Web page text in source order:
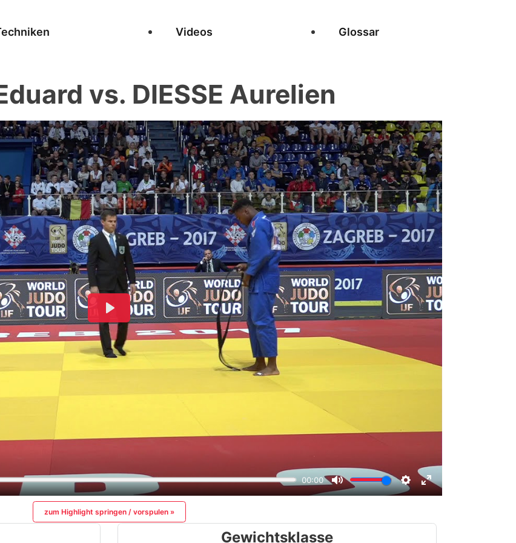
Videos Glossar
vs. DIESSE Aurelien
zum Highlight springen / vorspulen »
Gewichtsklasse